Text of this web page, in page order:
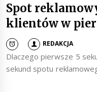
Spot
klientów w
REDAKCJA
Dlaczego pierwsze 5
sekund spotu